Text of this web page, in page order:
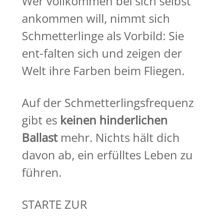
ankommen will, nimmt sich
Schmetterlinge als Vorbild: Sie
ent-falten sich und zeigen der
Welt ihre Farben beim Fliegen.
Auf der Schmetterlingsfrequenz
gibt es keinen hinderlichen
Ballastmehr. Nichts hält dich
davon ab, ein erfülltes Leben zu
führen.
STARTE ZUR